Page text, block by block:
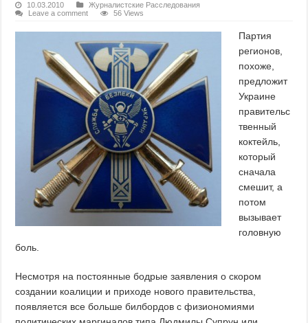
10.03.2010
Журналистские Расследования
Leave a comment
56 Views
Партия
регионов,
похоже,
предложит
Украине
правительс
твенный
коктейль,
который
сначала
смешит, а
потом
вызывает
головную
боль.
Несмотря на постоянные бодрые заявления о скором
создании коалиции и приходе нового правительства,
появляется все больше билбордов с физиономиями